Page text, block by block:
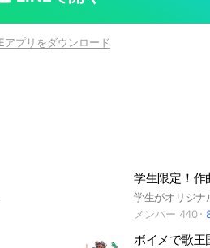
下さい。アイコンにしたい画
アプリをダウンロード
学生限定！作
メンバー 440
ボイメで歌王